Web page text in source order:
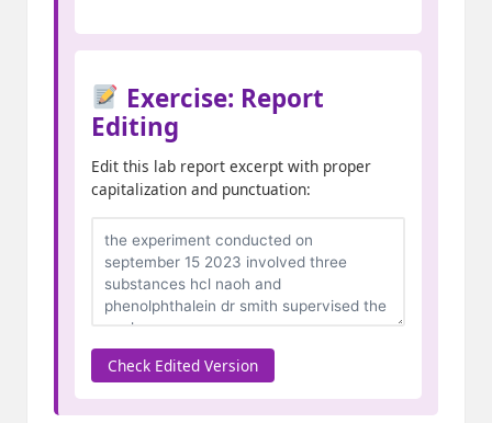
Exercise: Report
Editing
Edit this lab report excerpt with proper
capitalization and punctuation:
Check Edited Version